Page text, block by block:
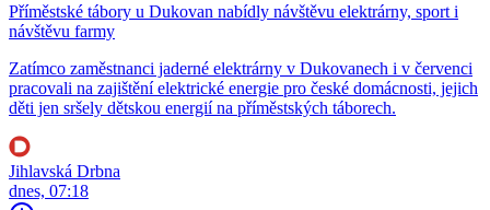
Příměstské tábory u Dukovan nabídly návštěvu elektrárny, sport i
návštěvu farmy
Zatímco zaměstnanci jaderné elektrárny v Dukovanech i v červenci
pracovali na zajištění elektrické energie pro české domácnosti, jejich
děti jen sršely dětskou energií na příměstských táborech.
Jihlavská Drbna
dnes, 07:18